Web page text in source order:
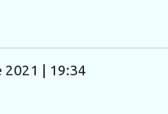
| 19:34